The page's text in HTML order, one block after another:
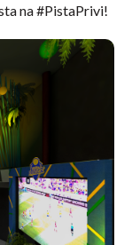
na #PistaPrivi!